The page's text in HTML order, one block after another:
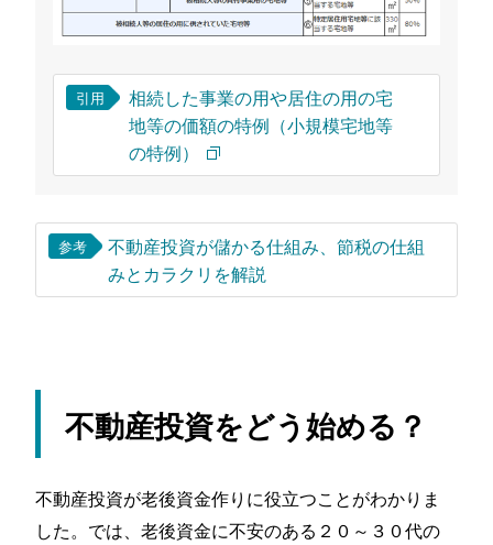
引用
相続した事業の用や居住の用の宅
地等の価額の特例（小規模宅地等
の特例）
参考
不動産投資が儲かる仕組み、節税の仕組
みとカラクリを解説
不動産投資をどう始める？
不動産投資が老後資金作りに役立つことがわかりま
した。では、老後資金に不安のある２０～３０代の